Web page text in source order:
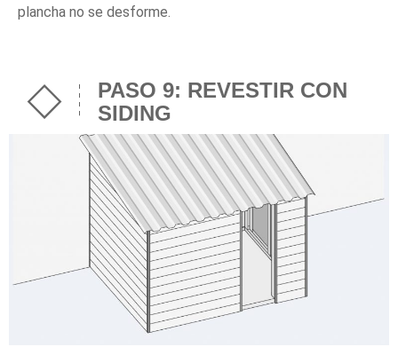
plancha no se desforme.
PASO 9: REVESTIR CON
SIDING